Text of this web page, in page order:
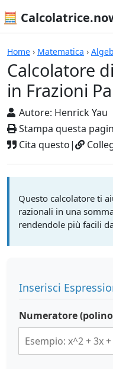
🧮
Home › Matematica ›
Calcolatore
in Frazioni
Autore: Henrick Yau
Stampa questa
Cita questo|
Calcolatrici
Questo calcolatore ti
razionali in una
rendendole più facili
Inserisci
Numeratore